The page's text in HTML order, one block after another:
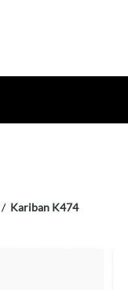
Kariban K474